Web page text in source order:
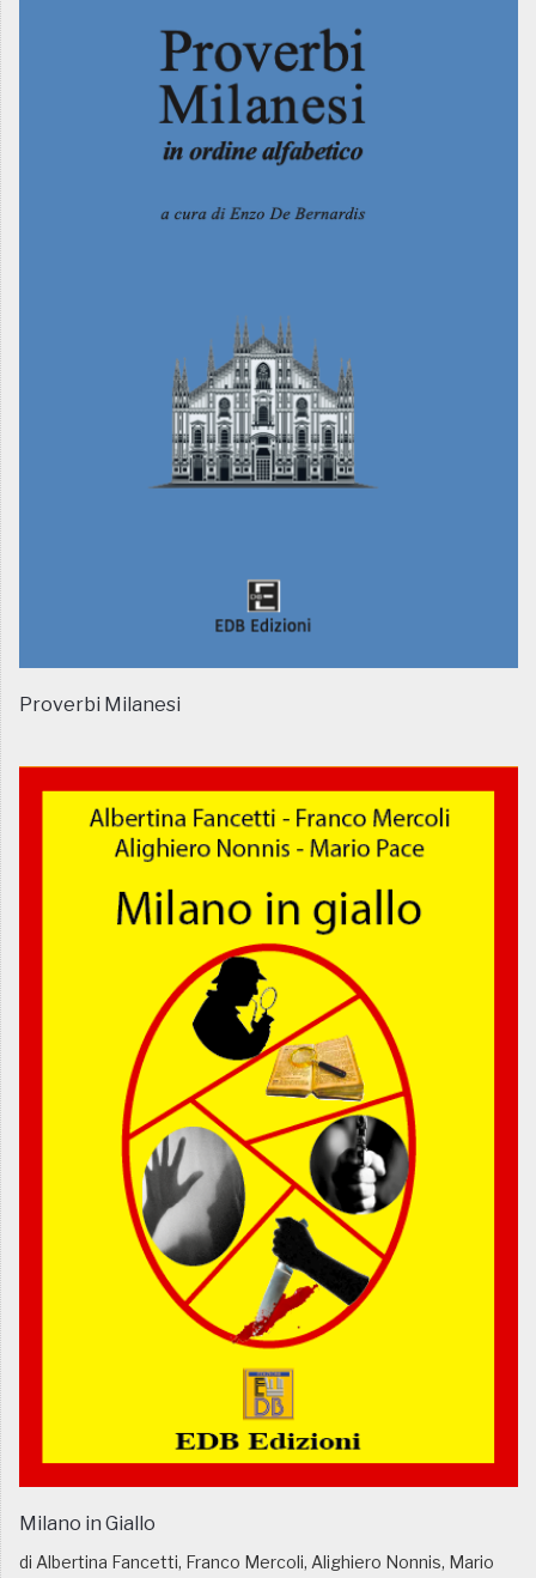
Proverbi Milanesi
Milano in Giallo
di Albertina Fancetti, Franco Mercoli, Alighiero Nonnis, Mario